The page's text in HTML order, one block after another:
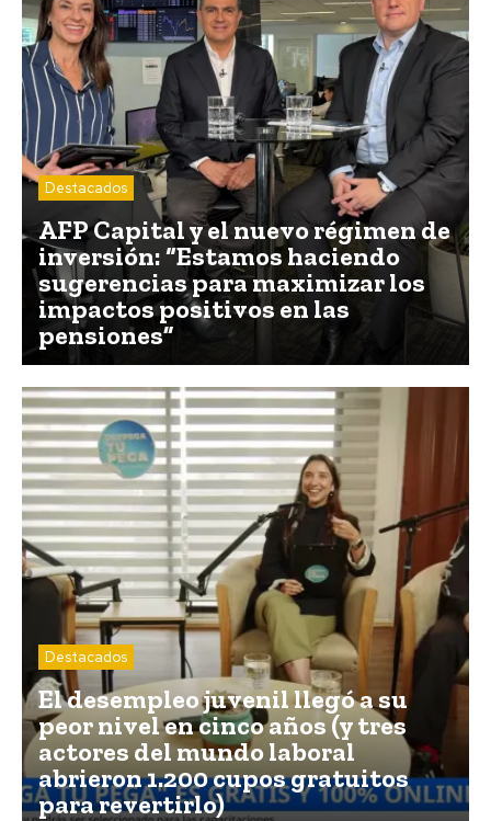
Destacados
AFP Capital y el nuevo régimen de
inversión: “Estamos haciendo
sugerencias para maximizar los
impactos positivos en las
pensiones”
Destacados
El desempleo juvenil llegó a su
peor nivel en cinco años (y tres
actores del mundo laboral
abrieron 1.200 cupos gratuitos
para revertirlo)